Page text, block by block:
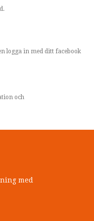
logga in med ditt facebook
och
med